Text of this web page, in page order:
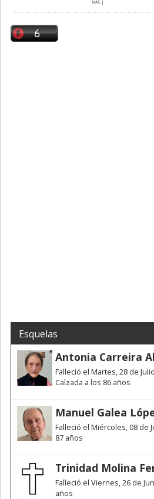
MÁS ]
Esquelas
Antonia Carreira
Falleció el Martes, 28 de
Calzada a los 86 años
Manuel Galea
Falleció el Miércoles, 08 de
87 años
Trinidad Molina
Falleció el Viernes, 26 de
años